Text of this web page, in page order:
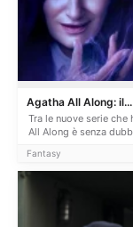
Agatha All Along: il...
Tra le nuove serie
All Along è senza
Fantasy